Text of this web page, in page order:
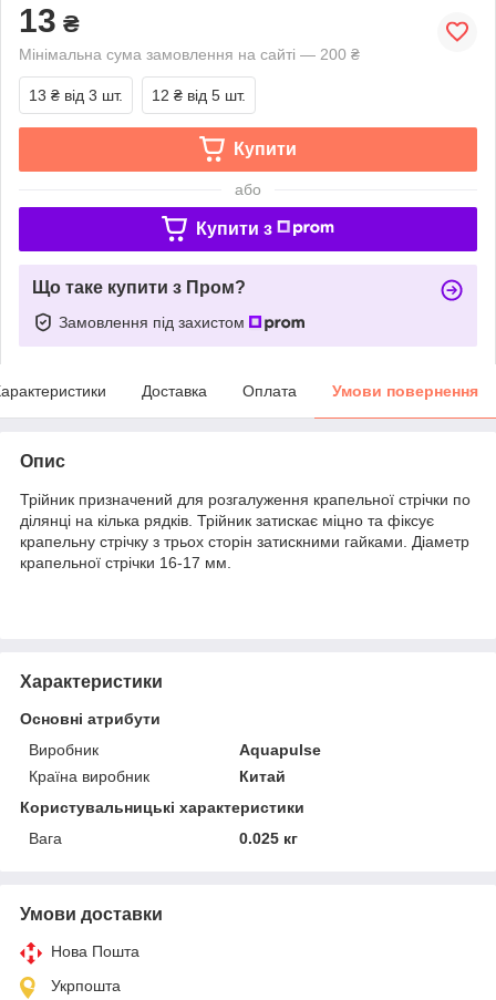
13 ₴
Мінімальна сума замовлення на сайті — 200 ₴
13 ₴ від 3 шт. 12 ₴ від 5 шт.
Купити
або
Купити з
Що таке купити з Пром?
Замовлення під захистом
Доставка Оплата Умови повернення
Опис
Трійник призначений для розгалуження крапельної стрічки по
ділянці на кілька рядків. Трійник затискає міцно та фіксує
крапельну стрічку з трьох сторін затискними гайками. Діаметр
крапельної стрічки 16-17 мм.
Характеристики
Основні атрибути
Виробник
Aquapulse
Країна виробник
Китай
Користувальницькі характеристики
Вага
0.025 кг
Умови доставки
Нова Пошта
Укрпошта